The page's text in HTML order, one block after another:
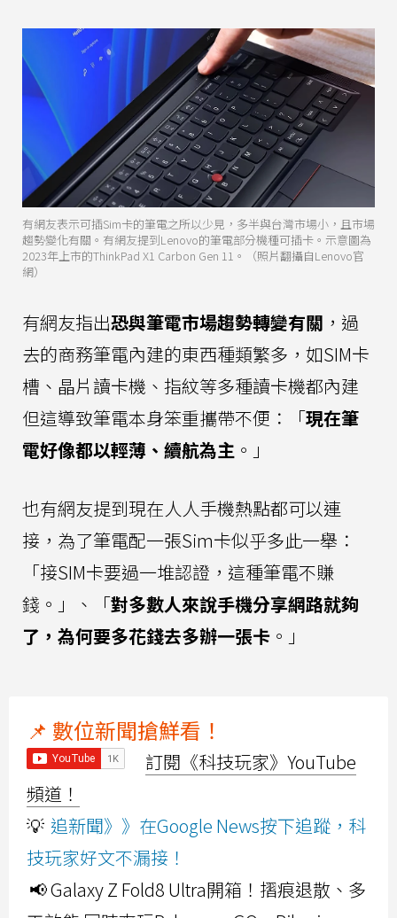
有網友表示可插Sim卡的筆電之所以少見，多半與台灣市場小，且市場
趨勢變化有關。有網友提到Lenovo的筆電部分機種可插卡。示意圖為
2023年上市的ThinkPad X1 Carbon Gen 11。（照片翻攝自Lenovo官
網）
有網友指出恐與筆電市場趨勢轉變有關 ，過
去的商務筆電內建的東西種類繁多，如SIM卡
槽、晶片讀卡機、指紋等多種讀卡機都內建
但這導致筆電本身笨重攜帶不便：「現在筆
電好像都以輕薄、續航為主 。」
也有網友提到現在人人手機熱點都可以連
接，為了筆電配一張Sim卡似乎多此一舉：
「接SIM卡要過一堆認證，這種筆電不賺
錢。」、「對多數人來說手機分享網路就夠
了，為何要多花錢去多辦一張卡 。」
📌 數位新聞搶鮮看！
訂閱《科技玩家》YouTube
頻道！
💡 追新聞》》在Google News按下追蹤，科
技玩家好文不漏接！
📢 Galaxy Z Fold8 Ultra開箱！摺痕退散、多